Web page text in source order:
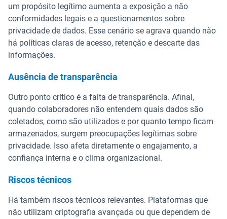
um propósito legítimo aumenta a exposição a não
conformidades legais e a questionamentos sobre
privacidade de dados. Esse cenário se agrava quando não
há políticas claras de acesso, retenção e descarte das
informações.
Ausência de transparência
Outro ponto crítico é a falta de transparência. Afinal,
quando colaboradores não entendem quais dados são
coletados, como são utilizados e por quanto tempo ficam
armazenados, surgem preocupações legítimas sobre
privacidade. Isso afeta diretamente o engajamento, a
confiança interna e o clima organizacional.
Riscos técnicos
Há também riscos técnicos relevantes. Plataformas que
não utilizam criptografia avançada ou que dependem de